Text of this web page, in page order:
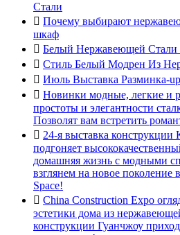
Стали
 Почему выбирают
шкаф
 Белый Нержавеющей
 Стиль Белый Модрен Из
 Июль Выставка Разминка-up
 Новинки модные, легкие и
простоты и элегантности
Позволят вам встретить
 24-я выставка конструкции
подгоняет
домашняя жизнь с модными
взглянем на новое
Space!
 China Construction Expo
эстетики дома из
конструкции Гуанчжоу